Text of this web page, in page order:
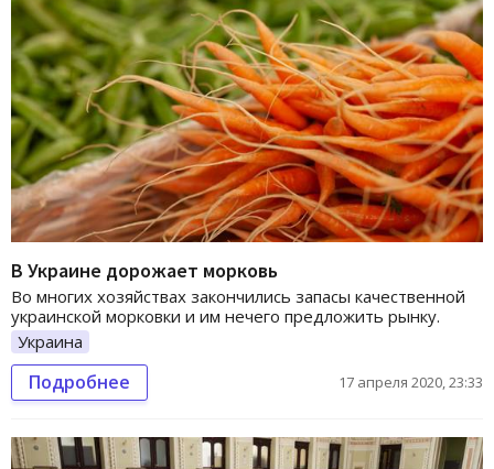
В Украине дорожает морковь
Во многих хозяйствах закончились запасы качественной
украинской морковки и им нечего предложить рынку.
Украина
Подробнее 17 апреля 2020, 23:33